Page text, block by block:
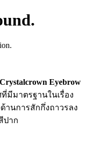
Eyebrow
มีมาตรฐานในเรื่อง
านการสักกึ่งถาวรลง
ปาก